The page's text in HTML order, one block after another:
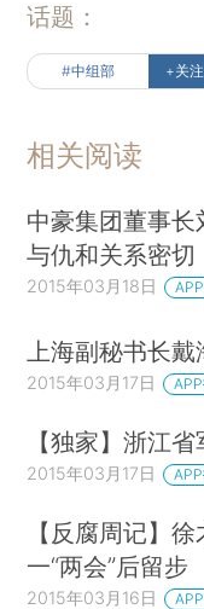
话题：
#中组部 +关注
相关阅读
中豪集团董事长
与仇和关系密切
2015年03月18日
上海副秘书长
2015年03月17日
【独家】浙江
2015年03月17日
【反腐周记】
一“两会”后留步
2015年03月16日